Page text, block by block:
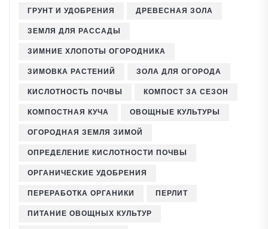
ГРУНТ И УДОБРЕНИЯ ДРЕВЕСНАЯ ЗОЛА
ЗЕМЛЯ ДЛЯ РАССАДЫ
ЗИМНИЕ ХЛОПОТЫ ОГОРОДНИКА
ЗИМОВКА РАСТЕНИЙ ЗОЛА ДЛЯ ОГОРОДА
КИСЛОТНОСТЬ ПОЧВЫ КОМПОСТ ЗА СЕЗОН
КОМПОСТНАЯ КУЧА ОВОЩНЫЕ КУЛЬТУРЫ
ОГОРОДНАЯ ЗЕМЛЯ ЗИМОЙ
ОПРЕДЕЛЕНИЕ КИСЛОТНОСТИ ПОЧВЫ
ОРГАНИЧЕСКИЕ УДОБРЕНИЯ
ПЕРЕРАБОТКА ОРГАНИКИ ПЕРЛИТ
ПИТАНИЕ ОВОЩНЫХ КУЛЬТУР